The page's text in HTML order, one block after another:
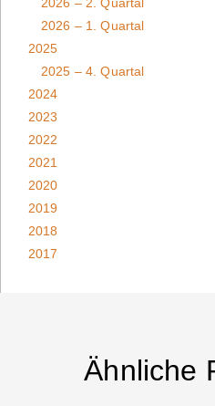
2026 – 2. Quartal
2026 – 1. Quartal
2025
2025 – 4. Quartal
2024
2023
2022
2021
2020
2019
2018
2017
Ähnliche